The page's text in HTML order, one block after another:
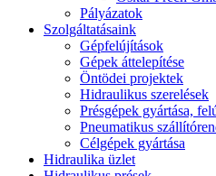
Pályázatok
Szolgáltatásaink
Gépfelújítások
Gépek áttelepítése
Öntödei projektek
Hidraulikus szerelések
Présgépek gyártása,
Pneumatikus
Célgépek gyártása
Hidraulika üzlet